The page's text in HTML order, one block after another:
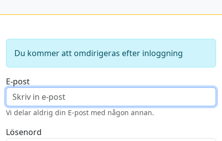
Du kommer att omdirigeras efter inloggning
E-post
Vi delar aldrig din E-post med någon annan.
Lösenord